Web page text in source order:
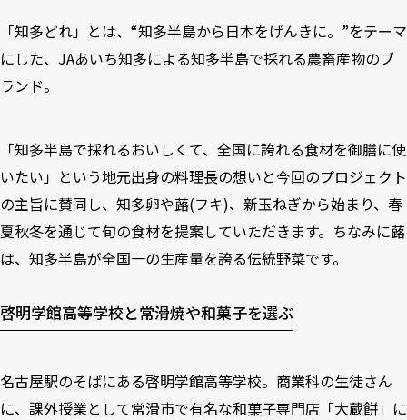
「知多どれ」とは、“知多半島から日本をげんきに。”をテーマ
にした、JAあいち知多による知多半島で採れる農畜産物のブ
ランド。
「知多半島で採れるおいしくて、全国に誇れる食材を御膳に使
いたい」という地元出身の料理長の想いと今回のプロジェクト
の主旨に賛同し、知多卵や蕗(フキ)、新玉ねぎから始まり、春
夏秋冬を通じて旬の食材を提案していただきます。ちなみに蕗
は、知多半島が全国一の生産量を誇る伝統野菜です。
啓明学館高等学校と常滑焼や和菓子を選ぶ
名古屋駅のそばにある啓明学館高等学校。商業科の生徒さん
に、課外授業として常滑市で有名な和菓子専門店「大蔵餅」に